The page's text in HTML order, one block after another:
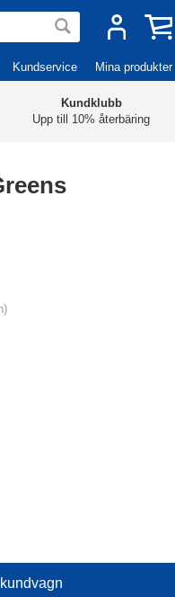
Kundservice Mina produkter
Kundklubb
Upp till 10% återbäring